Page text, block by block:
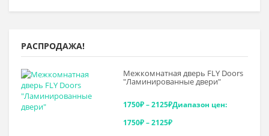
РАСПРОДАЖА!
Межкомнатная дверь FLY Doors
"Ламинированные двери"
1750₽–2125₽Диапазон цен:
1750₽ – 2125₽